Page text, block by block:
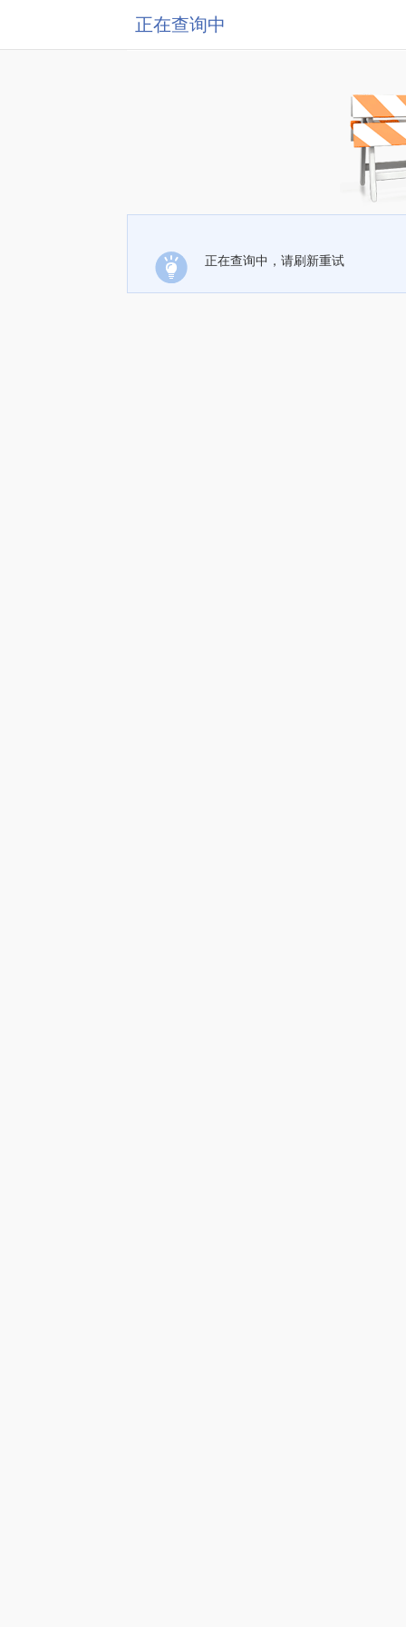
正在查询中
正在查询中，请刷新重试